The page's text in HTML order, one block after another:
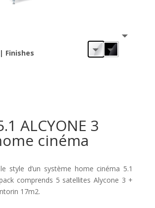
Finishes
ALCYONE 3
cinéma
style d’un système home cinéma 5.1
comprends 5 satellites Alycone 3 +
17m2.